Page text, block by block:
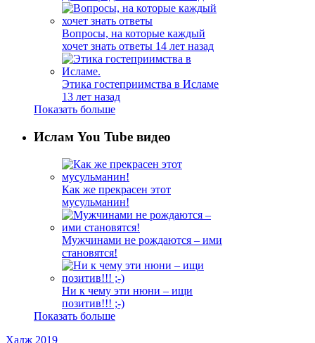
Вопросы, на которые каждый
хочет знать ответы 14 лет назад
Этика гостеприимства в Исламе
13 лет назад
Показать больше
Ислам You Tube видео
Как же прекрасен этот
мусульманин!
Мужчинами не рождаются – ими
становятся!
Ни к чему эти нюни – ищи
позитив!!! ;-)
Показать больше
Хадж 2019